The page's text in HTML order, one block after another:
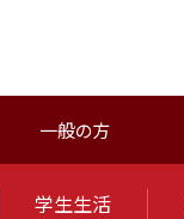
一般の方
学生生活